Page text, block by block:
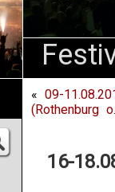
« 09-
(Rothenburg
16-